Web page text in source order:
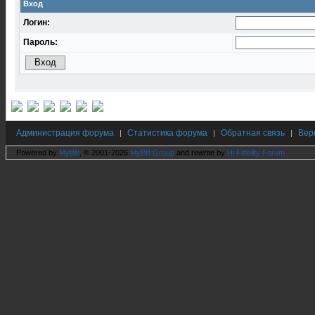
Вход
Логин:
Пароль:
Администрация форума | Статистика форума | Обратная связь |
Powered by MyBB , © 2001-2026 MyBB Group and rewrite by Hi Fidelity Forum